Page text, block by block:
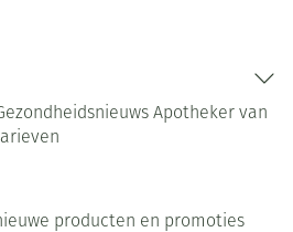
Apotheker van
producten en promoties